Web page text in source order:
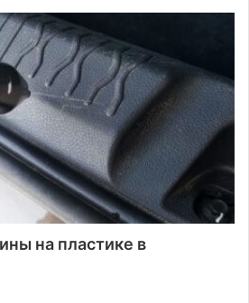
на пластике в